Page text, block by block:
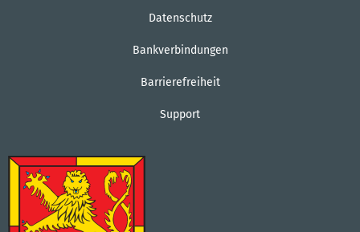
Datenschutz
Bankverbindungen
Barrierefreiheit
Support